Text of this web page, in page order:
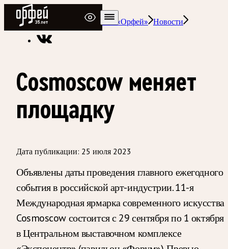
Радио Орфей
Радио классической музыки «Орфей» Новости
Cosmoscow меняет
площадку
Дата публикации: 25 июля 2023
Объявлены даты проведения главного ежегодного
события в российской арт-индустрии. 11-я
Международная ярмарка современного искусства
Cosmoscow состоится с 29 сентября по 1 октября
в Центральном выставочном комплексе